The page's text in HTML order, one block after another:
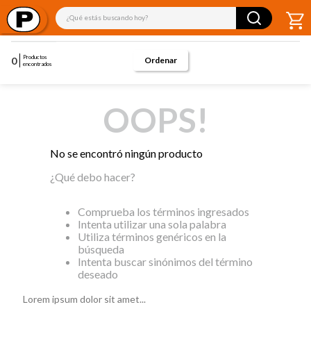
¿Qué estás buscando hoy?
0
Productos
encontrados
OOPS!
No se encontró ningún producto
¿Qué debo hacer?
Comprueba los términos ingresados
Intenta utilizar una sola palabra
Utiliza términos genéricos en la
búsqueda
Intenta buscar sinónimos del término
deseado
Lorem ipsum dolor sit amet...